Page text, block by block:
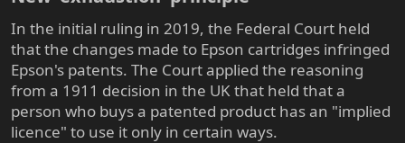
In the initial ruling in 2019, the Federal Court held
that the changes made to Epson cartridges infringed
Epson's patents. The Court applied the reasoning
from a 1911 decision in the UK that held that a
person who buys a patented product has an "implied
licence" to use it only in certain ways.